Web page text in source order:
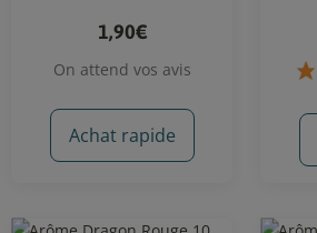
1,90€
On attend vos avis
Achat rapide